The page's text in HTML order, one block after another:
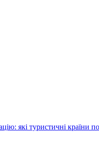
які туристичні країни